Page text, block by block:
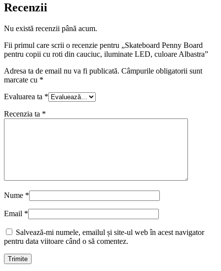
Recenzii
Nu există recenzii până acum.
Fii primul care scrii o recenzie pentru „Skateboard Penny Board
pentru copii cu roti din cauciuc, iluminate LED, culoare Albastra”
Adresa ta de email nu va fi publicată. Câmpurile obligatorii sunt
marcate cu *
Evaluarea ta *
Recenzia ta *
Nume *
Email *
Salvează-mi numele, emailul și site-ul web în acest navigator
pentru data viitoare când o să comentez.